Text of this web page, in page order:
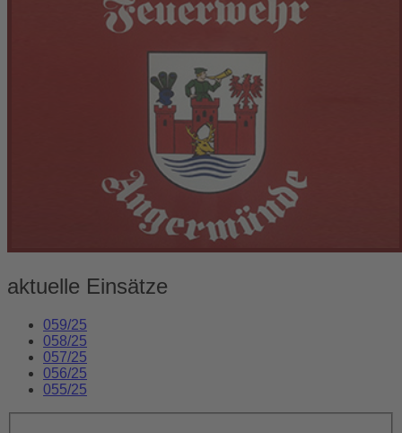
aktuelle Einsätze
059/25
058/25
057/25
056/25
055/25